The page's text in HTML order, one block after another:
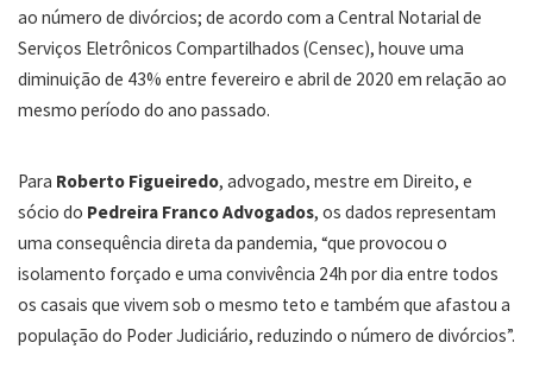
ao número de divórcios; de acordo com a Central Notarial de
Serviços Eletrônicos Compartilhados (Censec), houve uma
diminuição de 43% entre fevereiro e abril de 2020 em relação ao
mesmo período do ano passado.
Para Roberto Figueiredo, advogado, mestre em Direito, e
sócio do Pedreira Franco Advogados, os dados representam
uma consequência direta da pandemia, “que provocou o
isolamento forçado e uma convivência 24h por dia entre todos
os casais que vivem sob o mesmo teto e também que afastou a
população do Poder Judiciário, reduzindo o número de divórcios”.